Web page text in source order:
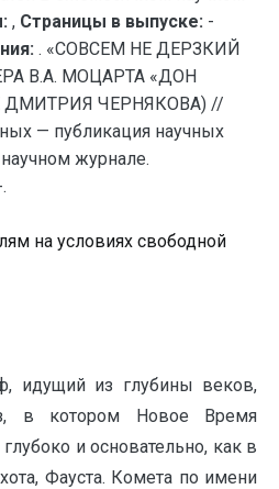
, Страницы в выпуске: -
. «СОВСЕМ НЕ ДЕРЗКИЙ
В.А. МОЦАРТА «ДОН
ДМИТРИЯ ЧЕРНЯКОВА) //
— публикация научных
журнале.
на условиях свободной
идущий из глубины веков,
в котором Новое Время
и основательно, как в
Фауста. Комета по имени